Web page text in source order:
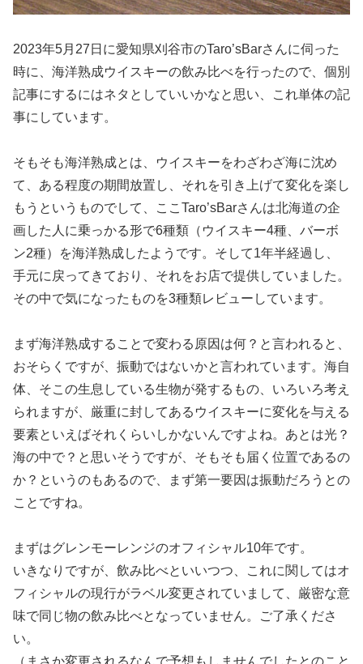
2023年5月27日に愛知県刈谷市のTaro’sBarさんに伺った
時に、海洋熟成ウイスキーの飲み比べを行ったので、個別
記事にするにはネタとしていいかなと思い、これ単体の記
事にしています。
そもそも海洋熟成とは、ウイスキーをわざわざ海に沈め
て、ある程度の期間放置し、それを引き上げて変化を楽し
もうというものでして、ここTaro’sBarさんは北海道の企
画した人に乗っかる形で6種類（ウイスキー4種、バーボ
ン2種）を海洋熟成したようです。そして1年半経過し、
手元に戻ってきており、それをお店で提供していました。
その中で気になったものを3種類レビューしています。
まず海洋熟成することで変わる原因は何？と言われると、
おそらくですが、振動ではないかと言われています。海自
体、そこの生息している生物が発するもの、いろいろ考え
られますが、厳重に封してあるウイスキーに変化を与える
要素といえばそれくらいしかないんですよね。あとは光？
海の中で？と思いそうですが、そもそも届く位置であるの
か？というのもあるので、まず第一要因は振動だろうとの
ことですね。
まずはグレンモーレンジのオフィシャル10年です。
いきなりですが、飲み比べといいつつ、これに関してはオ
フィシャルの現行がラベル変更されていまして、厳密な意
味で同じ物の飲み比べとなっていません。ご了承くださ
い。
（まさか変更されるなんで予想もしませんでしたとのこと